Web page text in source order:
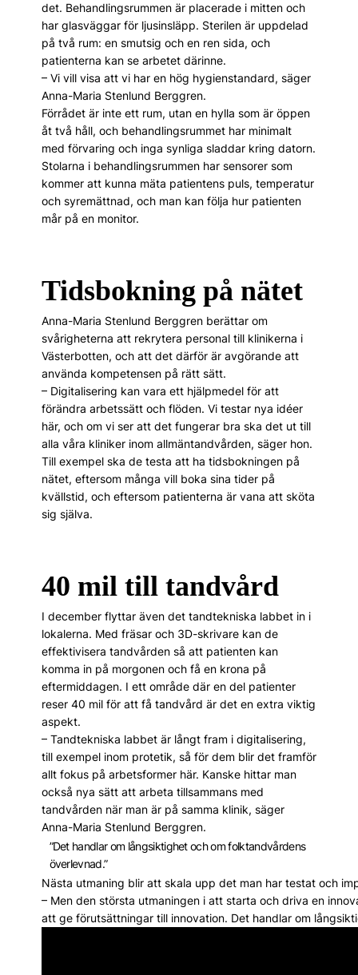
det. Behandlingsrummen är placerade i mitten och
har glasväggar för ljusinsläpp. Sterilen är uppdelad
på två rum: en smutsig och en ren sida, och
patienterna kan se arbetet därinne.
– Vi vill visa att vi har en hög hygienstandard, säger
Anna-Maria Stenlund Berggren.
Förrådet är inte ett rum, utan en hylla som är öppen
åt två håll, och behandlingsrummet har minimalt
med förvaring och inga synliga sladdar kring datorn.
Stolarna i behandlingsrummen har sensorer som
kommer att kunna mäta patientens puls, temperatur
och syremättnad, och man kan följa hur patienten
mår på en monitor.
Tidsbokning på nätet
Anna-Maria Stenlund Berggren berättar om
svårigheterna att rekrytera personal till klinikerna i
Västerbotten, och att det därför är avgörande att
använda kompetensen på rätt sätt.
– Digitalisering kan vara ett hjälpmedel för att
förändra arbetssätt och flöden. Vi testar nya idéer
här, och om vi ser att det fungerar bra ska det ut till
alla våra kliniker inom allmäntandvården, säger hon.
Till exempel ska de testa att ha tidsbokningen på
nätet, efter­som många vill boka sina tider på
kvällstid, och eftersom patienterna är vana att sköta
sig själva.
40 mil till tandvård
I december flyttar även det tandtekniska labbet in i
lokalerna. Med fräsar och 3D-skrivare kan de
effektivisera tandvården så att patienten kan
komma in på morgonen och få en krona på
eftermiddagen. I ett område där en del patienter
reser 40 mil för att få tandvård är det en extra viktig
aspekt.
– Tandtekniska labbet är långt fram i digitalisering,
till exempel inom protetik, så för dem blir det framför
allt fokus på arbetsformer här. Kanske hittar man
också nya sätt att arbeta tillsammans med
tandvården när man är på samma klinik, ­säger
Anna-Maria Stenlund Berggren.
”Det handlar om långsiktighet och om folktandvårdens
överlevnad.”
Nästa utmaning blir att skala upp det man har testat och
– Men den största utmaningen i att starta och driva en
att ge förutsättningar till innovation. Det handlar om